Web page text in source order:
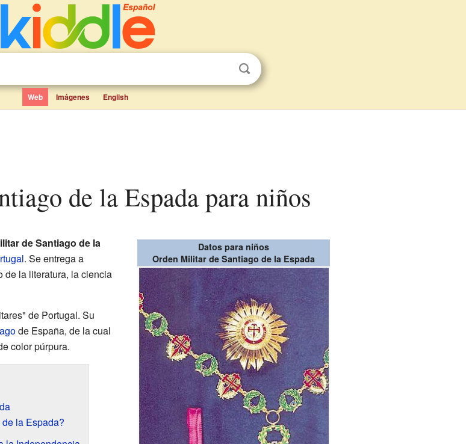
Web Imágenes English
de la Espada para niños
Datos para niños
Orden Militar de Santiago de la Espada
de Santiago de la
. Se entrega a
de la literatura, la ciencia
de Portugal. Su
de España, de la cual
color púrpura.
la Espada?